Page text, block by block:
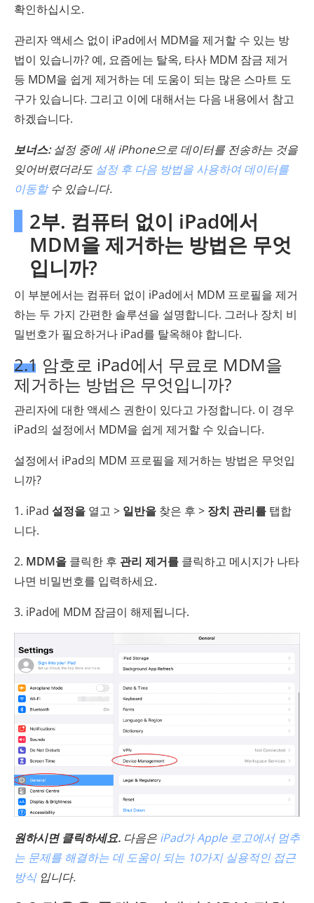
확인하십시오.
관리자 액세스 없이 iPad에서 MDM을 제거할 수 있는 방
법이 있습니까? 예, 요즘에는 탈옥, 타사 MDM 잠금 제거
등 MDM을 쉽게 제거하는 데 도움이 되는 많은 스마트 도
구가 있습니다. 그리고 이에 대해서는 다음 내용에서 참고
하겠습니다.
보너스:설정 중에 새 iPhone으로 데이터를 전송하는 것을
잊어버렸더라도 설정 후 다음 방법을 사용하여 데이터를
이동할수 있습니다.
2부. 컴퓨터 없이 iPad에서
MDM을 제거하는 방법은 무엇
입니까?
이 부분에서는 컴퓨터 없이 iPad에서 MDM 프로필을 제거
하는 두 가지 간편한 솔루션을 설명합니다. 그러나 장치 비
밀번호가 필요하거나 iPad를 탈옥해야 합니다.
2.1 암호로 iPad에서 무료로 MDM을
제거하는 방법은 무엇입니까?
관리자에 대한 액세스 권한이 있다고 가정합니다. 이 경우
iPad의 설정에서 MDM을 쉽게 제거할 수 있습니다.
설정에서 iPad의 MDM 프로필을 제거하는 방법은 무엇입
니까?
1. iPad 설정을 열고 > 일반을 찾은 후 > 장치 관리를 탭합
니다.
2. MDM을 클릭한 후 관리 제거를 클릭하고 메시지가 나타
나면 비밀번호를 입력하세요.
3. iPad에 MDM 잠금이 해제됩니다.
원하시면 클릭하세요. 다음은 iPad가 Apple 로고에서 멈추
는 문제를 해결하는 데 도움이 되는 10가지 실용적인 접근
방식입니다.